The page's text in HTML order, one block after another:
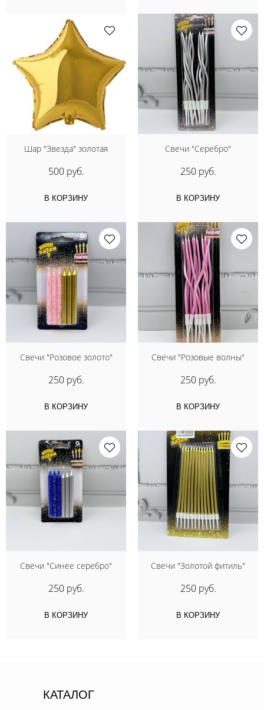
Шар "Звезда" золотая
500 руб.
В КОРЗИНУ
Свечи "Серебро"
250 руб.
В КОРЗИНУ
Свечи "Розовое золото"
250 руб.
В КОРЗИНУ
Свечи "Розовые волны"
250 руб.
В КОРЗИНУ
Свечи "Синее серебро"
250 руб.
В КОРЗИНУ
Свечи "Золотой фитиль"
250 руб.
В КОРЗИНУ
КАТАЛОГ